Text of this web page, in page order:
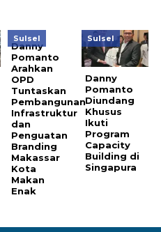
Sulsel
Danny
Pomanto
Arahkan
OPD
Tuntaskan
Pembangunan
Infrastruktur
dan
Penguatan
Branding
Makassar
Kota
Makan
Enak
Sulsel
Danny
Pomanto
Diundang
Khusus
Ikuti
Program
Capacity
Building di
Singapura